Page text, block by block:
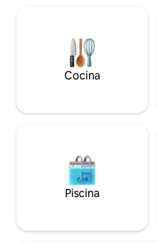
Disfruta de la piscina, spa,
saunas, playa, minigolf,
parque infantil y voleibol de
Máximo 4 personas a menos
Cocina
Piscina